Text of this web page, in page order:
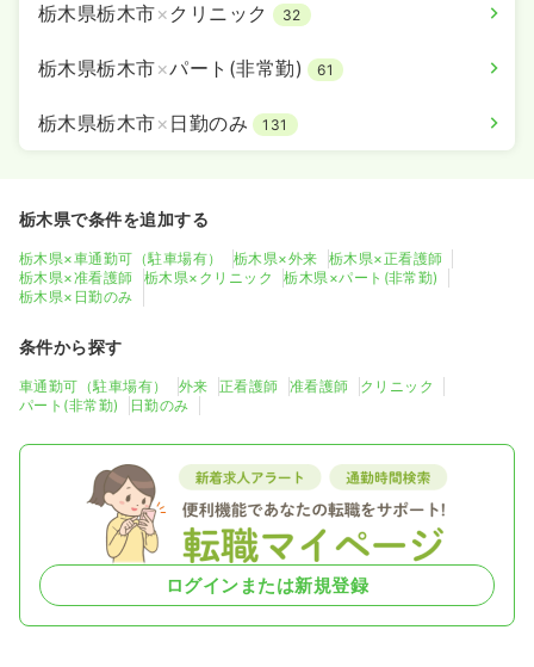
栃木県栃木市× クリニック 32
栃木県栃木市×パート(非常勤) 61
栃木県栃木市× 日勤のみ 131
栃木県で条件を追加する
栃木県×車通勤可（駐車場有） 栃木県×外来
栃木県×正看護師
栃木県×准看護師
栃木県×クリニック
栃木県×パート(非常勤)
栃木県×日勤のみ
条件から探す
車通勤可（駐車場有） 外来 正看護師 准看護師
クリニック
パート(非常勤)
日勤のみ
ログインまたは新規登録